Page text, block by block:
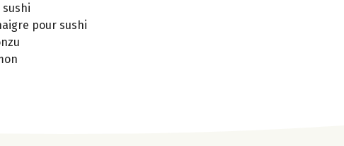
sushi
pour sushi